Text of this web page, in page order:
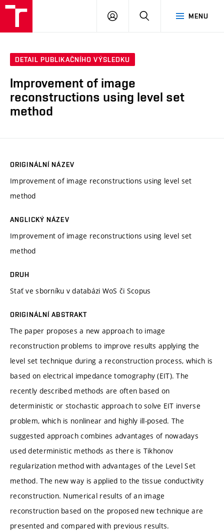
MENU
PŘIHLÁSIT
DETAIL PUBLIKAČNÍHO VÝSLEDKU
Improvement of image
reconstructions using level set
method
ORIGINÁLNÍ NÁZEV
Improvement of image reconstructions using level set
method
ANGLICKÝ NÁZEV
Improvement of image reconstructions using level set
method
DRUH
Stať ve sborníku v databázi WoS či Scopus
ORIGINÁLNÍ ABSTRAKT
The paper proposes a new approach to image
reconstruction problems to improve results applying the
level set technique during a reconstruction process, which is
based on electrical impedance tomography (EIT). The
recently described methods are often based on
deterministic or stochastic approach to solve EIT inverse
problem, which is nonlinear and highly ill-posed. The
suggested approach combines advantages of nowadays
used deterministic methods as there is Tikhonov
regularization method with advantages of the Level Set
method. The new way is applied to the tissue conductivity
reconstruction. Numerical results of an image
reconstruction based on the proposed new technique are
presented and compared with previous results.